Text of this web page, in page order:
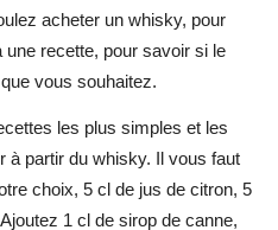
acheter un whisky, pour
recette, pour savoir si le
vous souhaitez.
les plus simples et les
à partir du whisky. Il vous faut
choix, 5 cl de jus de citron, 5
1 cl de sirop de canne,